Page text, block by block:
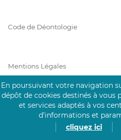
Code de Déontologie
Mentions Légales
Prérequis Click&Care
En poursuivant votre navigation
dépôt de cookies destinés à vous
et services adaptés à vos
d’informations et
cliquez ici